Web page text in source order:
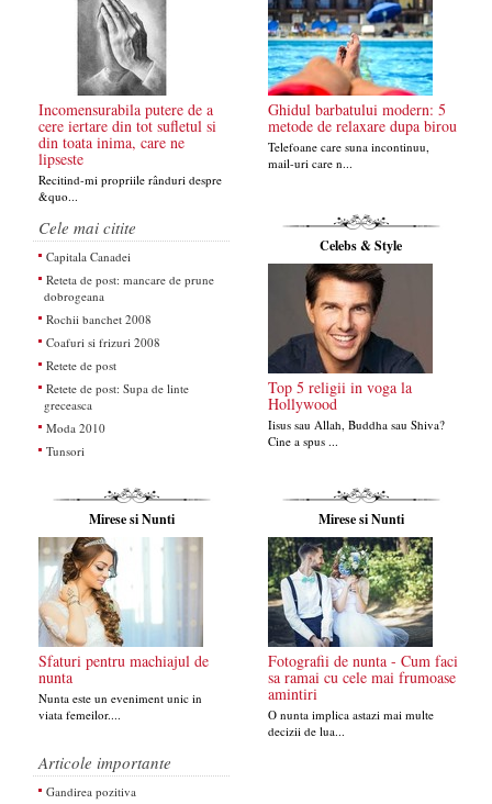
Incomensurabila putere de a
cere iertare din tot sufletul si
din toata inima, care ne
lipseste
Recitind-mi propriile rânduri despre
&quo...
Ghidul barbatului modern: 5
metode de relaxare dupa birou
Telefoane care suna incontinuu,
mail-uri care n...
Cele mai citite
Capitala Canadei
Reteta de post: mancare de prune
dobrogeana
Rochii banchet 2008
Coafuri si frizuri 2008
Retete de post
Retete de post: Supa de linte
greceasca
Moda 2010
Tunsori
Celebs & Style
Top 5 religii in voga la
Hollywood
Iisus sau Allah, Buddha sau Shiva?
Cine a spus ...
Mirese si Nunti
Sfaturi pentru machiajul de
nunta
Nunta este un eveniment unic in
viata femeilor....
Mirese si Nunti
Fotografii de nunta - Cum faci
sa ramai cu cele mai frumoase
amintiri
O nunta implica astazi mai multe
decizii de lua...
Articole importante
Gandirea pozitiva